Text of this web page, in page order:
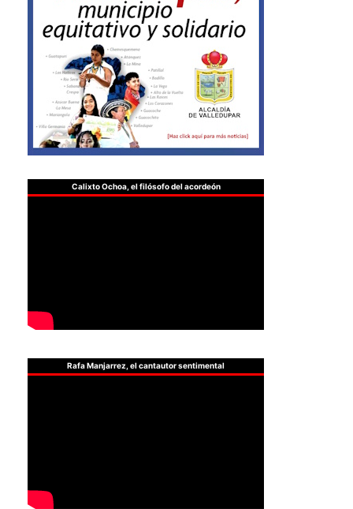
Calixto Ochoa, el filósofo del acordeón
Rafa Manjarrez, el cantautor sentimental